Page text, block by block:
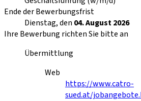
Ende der Bewerbungsfrist
Dienstag, den 04. August 2026
Ihre Bewerbung richten Sie bitte an
Übermittlung
Web
https://www.catro-
sued.at/